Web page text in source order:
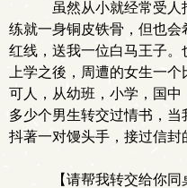
虽然从小就经常受人
练就一身铜皮铁骨，但也
红线，送我一位白马王子。
上学之後，周遭的女生一
可人，从幼班，小学，国
多少个男生转交过情书，
抖著一对馒头手，接过信封
【请帮我转交给你同